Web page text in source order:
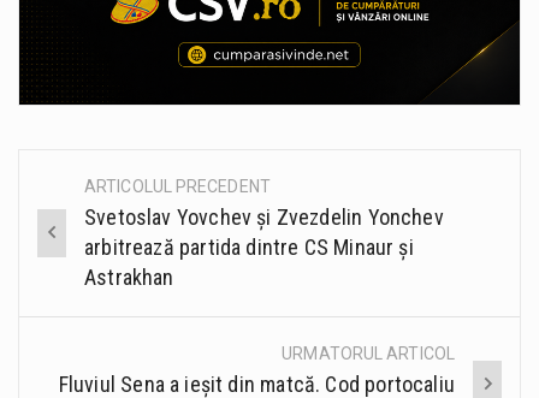
Post
navigation
ARTICOLUL PRECEDENT
Svetoslav Yovchev și Zvezdelin Yonchev
arbitrează partida dintre CS Minaur și
Astrakhan
URMATORUL ARTICOL
Fluviul Sena a ieșit din matcă. Cod portocaliu